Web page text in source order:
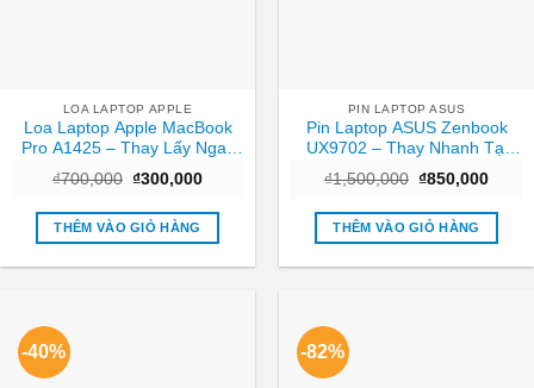
LOA LAPTOP APPLE
Loa Laptop Apple MacBook
Pro A1425 – Thay Lấy Ngay
₫700,000 Giá
là:
₫700,000.
₫300,000Giá
tại
₫300,000.
THÊM VÀO GIỎ HÀNG
PIN LAPTOP ASUS
Pin Laptop ASUS Zenbook
UX9702 – Thay Nhanh Tại
₫1,500,000 Giá
là:
₫1,500,000.
₫850,000Giá
tại
THÊM VÀO GIỎ HÀNG
-40% -82%